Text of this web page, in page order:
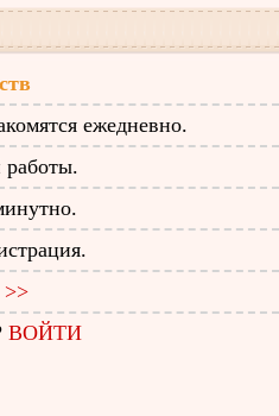
ежедневно.
работы.
>>
ВОЙТИ